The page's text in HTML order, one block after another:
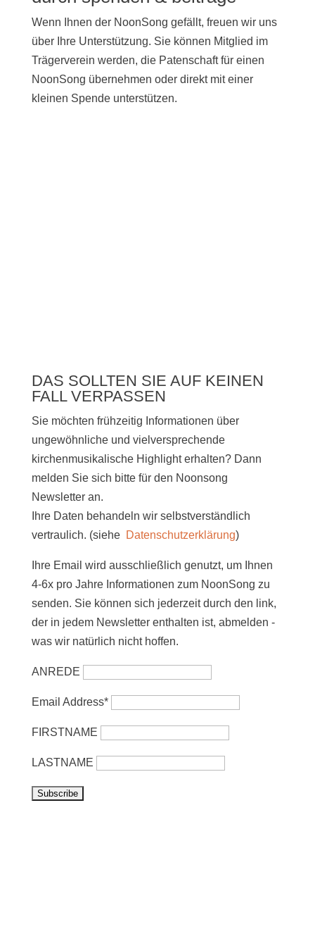
Wenn Ihnen der NoonSong gefällt, freuen wir uns
über Ihre Unterstützung. Sie können Mitglied im
Trägerverein werden, die Patenschaft für einen
NoonSong übernehmen oder direkt mit einer
kleinen Spende unterstützen.
DAS SOLLTEN SIE AUF KEINEN
FALL VERPASSEN
Sie möchten frühzeitig Informationen über
ungewöhnliche und vielversprechende
kirchenmusikalische Highlight erhalten? Dann
melden Sie sich bitte für den Noonsong
Newsletter an.
Ihre Daten behandeln wir selbstverständlich
vertraulich. (siehe Datenschutzerklärung)
Ihre Email wird ausschließlich genutzt, um Ihnen
4-6x pro Jahre Informationen zum NoonSong zu
senden. Sie können sich jederzeit durch den link,
der in jedem Newsletter enthalten ist, abmelden -
was wir natürlich nicht hoffen.
ANREDE
Email Address*
FIRSTNAME
LASTNAME